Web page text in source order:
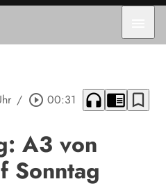
/ play_circle_outline 00:31 headphones chrome_reader_mode bookmark_border
A3 von
Sonntag